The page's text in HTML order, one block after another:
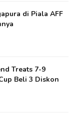
di Piala AFF
Treats 7-9
Beli 3 Diskon